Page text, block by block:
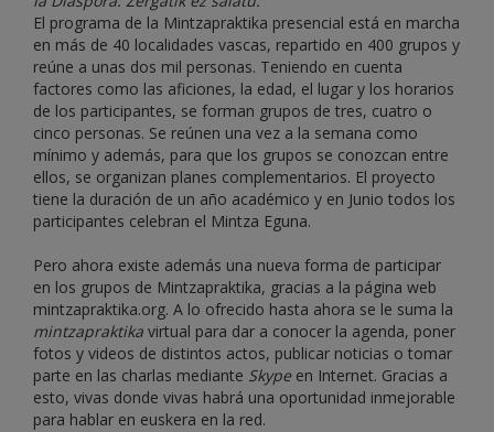
El programa de la Mintzapraktika presencial está en marcha
en más de 40 localidades vascas, repartido en 400 grupos y
reúne a unas dos mil personas. Teniendo en cuenta
factores como las aficiones, la edad, el lugar y los horarios
de los participantes, se forman grupos de tres, cuatro o
cinco personas. Se reúnen una vez a la semana como
mínimo y además, para que los grupos se conozcan entre
ellos, se organizan planes complementarios. El proyecto
tiene la duración de un año académico y en Junio todos los
participantes celebran el Mintza Eguna.
Pero ahora existe además una nueva forma de participar
en los grupos de Mintzapraktika, gracias a la página web
mintzapraktika.org. A lo ofrecido hasta ahora se le suma la
mintzapraktika virtual para dar a conocer la agenda, poner
fotos y videos de distintos actos, publicar noticias o tomar
parte en las charlas mediante Skypeen Internet. Gracias a
esto, vivas donde vivas habrá una oportunidad inmejorable
para hablar en euskera en la red.